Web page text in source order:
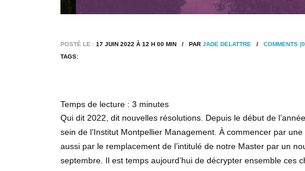
POSTÉ LE : 17 JUIN 2022 À 12 H 00 MIN / PAR JADE DELATTRE / COMMENTS
TAGS:
Temps de lecture : 3 minutes
Qui dit 2022, dit nouvelles résolutions. Depuis le début de
sein de l’Institut Montpellier Management. À commencer par
aussi par le remplacement de l’intitulé de notre Master par un
septembre. Il est temps aujourd’hui de décrypter ensemble ces